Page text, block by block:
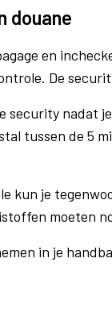
douane
en
De
security nadat
tussen de 5
kun je
moeten
in je